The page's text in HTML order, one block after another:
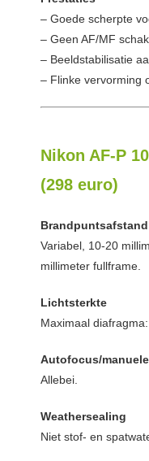
– Goede scherpte
– Geen AF/MF
– Beeldstabilisatie
– Flinke vervorming
Nikon AF-P
(298 euro)
Brandpuntsafstand
Variabel, 10-20
millimeter fullframe.
Lichtsterkte
Maximaal
Autofocus/
Allebei.
Weathersealing
Niet stof- en